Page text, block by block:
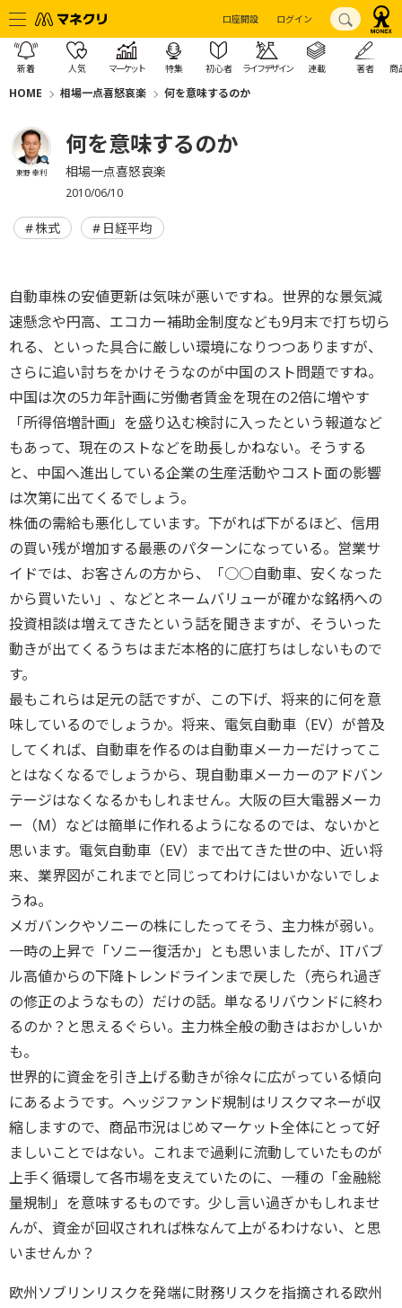
口座開設 ログイン
新着 人気 マーケット 特集 初心者 ライフデザイン 連載 著者 商
HOME 相場一点喜怒哀楽 何を意味するのか
東野 幸利
何を意味するのか
相場一点喜怒哀楽
2010/06/10
株式 日経平均
自動車株の安値更新は気味が悪いですね。世界的な景気減
速懸念や円高、エコカー補助金制度なども9月末で打ち切ら
れる、といった具合に厳しい環境になりつつありますが、
さらに追い討ちをかけそうなのが中国のスト問題ですね。
中国は次の5カ年計画に労働者賃金を現在の2倍に増やす
「所得倍増計画」を盛り込む検討に入ったという報道など
もあって、現在のストなどを助長しかねない。そうする
と、中国へ進出している企業の生産活動やコスト面の影響
は次第に出てくるでしょう。
株価の需給も悪化しています。下がれば下がるほど、信用
の買い残が増加する最悪のパターンになっている。営業サ
イドでは、お客さんの方から、「○○自動車、安くなった
から買いたい」、などとネームバリューが確かな銘柄への
投資相談は増えてきたという話を聞きますが、そういった
動きが出てくるうちはまだ本格的に底打ちはしないもので
す。
最もこれらは足元の話ですが、この下げ、将来的に何を意
味しているのでしょうか。将来、電気自動車（EV）が普及
してくれば、自動車を作るのは自動車メーカーだけってこ
とはなくなるでしょうから、現自動車メーカーのアドバン
テージはなくなるかもしれません。大阪の巨大電器メーカ
ー（M）などは簡単に作れるようになるのでは、ないかと
思います。電気自動車（EV）まで出てきた世の中、近い将
来、業界図がこれまでと同じってわけにはいかないでしょ
うね。
メガバンクやソニーの株にしたってそう、主力株が弱い。
一時の上昇で「ソニー復活か」とも思いましたが、ITバブ
ル高値からの下降トレンドラインまで戻した（売られ過ぎ
の修正のようなもの）だけの話。単なるリバウンドに終わ
るのか？と思えるぐらい。主力株全般の動きはおかしいか
も。
世界的に資金を引き上げる動きが徐々に広がっている傾向
にあるようです。ヘッジファンド規制はリスクマネーが収
縮しますので、商品市況はじめマーケット全体にとって好
ましいことではない。これまで過剰に流動していたものが
上手く循環して各市場を支えていたのに、一種の「金融総
量規制」を意味するものです。少し言い過ぎかもしれませ
んが、資金が回収されれば株なんて上がるわけない、と思
いませんか？
欧州ソブリンリスクを発端に財務リスクを指摘される欧州